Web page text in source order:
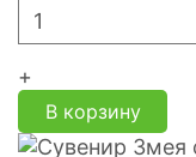
+
В корзину